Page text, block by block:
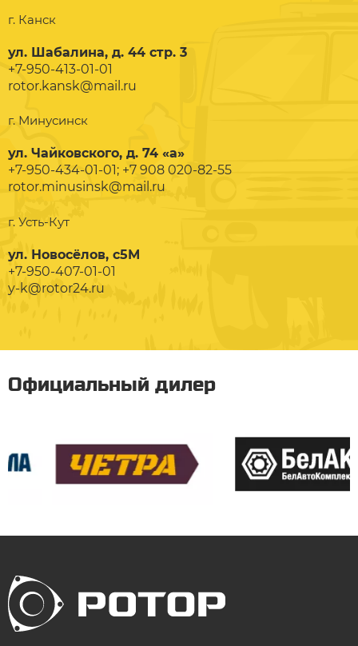
г. Канск
ул. Шабалина, д. 44 стр. 3
+7-950-413-01-01
rotor.kansk@mail.ru
г. Минусинск
ул. Чайковского, д. 74 «а»
+7-950-434-01-01; +7 908 020-82-55
rotor.minusinsk@mail.ru
г. Усть-Кут
ул. Новосёлов, с5М
+7-950-407-01-01
y-k@rotor24.ru
Официальный дилер